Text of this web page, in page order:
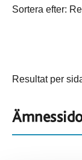
Sortera efter:
Resultat per